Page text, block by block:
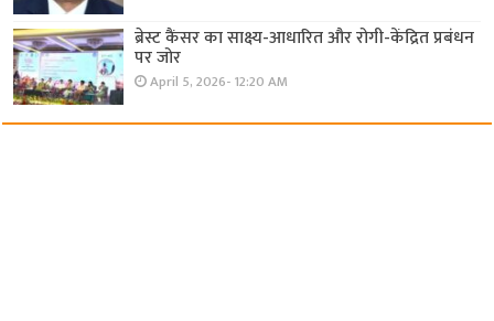
ब्रेस्ट कैंसर का साक्ष्य-आधारित और रोगी-केंद्रित प्रबंधन
पर जोर
April 5, 2026- 12:20 AM